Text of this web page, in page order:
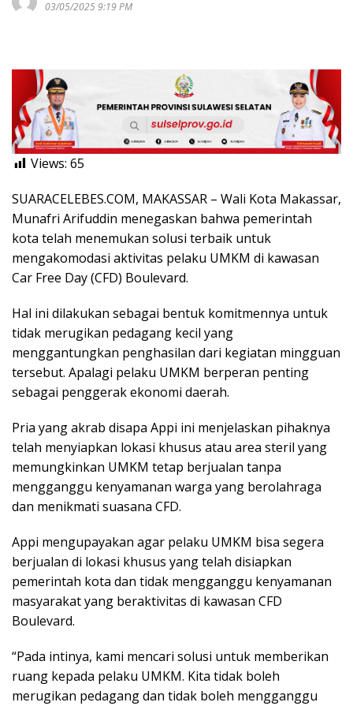
03/05/2025 9:19 PM
Views: 65
SUARACELEBES.COM, MAKASSAR – Wali Kota Makassar,
Munafri Arifuddin menegaskan bahwa pemerintah
kota telah menemukan solusi terbaik untuk
mengakomodasi aktivitas pelaku UMKM di kawasan
Car Free Day (CFD) Boulevard.
Hal ini dilakukan sebagai bentuk komitmennya untuk
tidak merugikan pedagang kecil yang
menggantungkan penghasilan dari kegiatan mingguan
tersebut. Apalagi pelaku UMKM berperan penting
sebagai penggerak ekonomi daerah.
Pria yang akrab disapa Appi ini menjelaskan pihaknya
telah menyiapkan lokasi khusus atau area steril yang
memungkinkan UMKM tetap berjualan tanpa
mengganggu kenyamanan warga yang berolahraga
dan menikmati suasana CFD.
Appi mengupayakan agar pelaku UMKM bisa segera
berjualan di lokasi khusus yang telah disiapkan
pemerintah kota dan tidak mengganggu kenyamanan
masyarakat yang beraktivitas di kawasan CFD
Boulevard.
“Pada intinya, kami mencari solusi untuk memberikan
ruang kepada pelaku UMKM. Kita tidak boleh
merugikan pedagang dan tidak boleh mengganggu